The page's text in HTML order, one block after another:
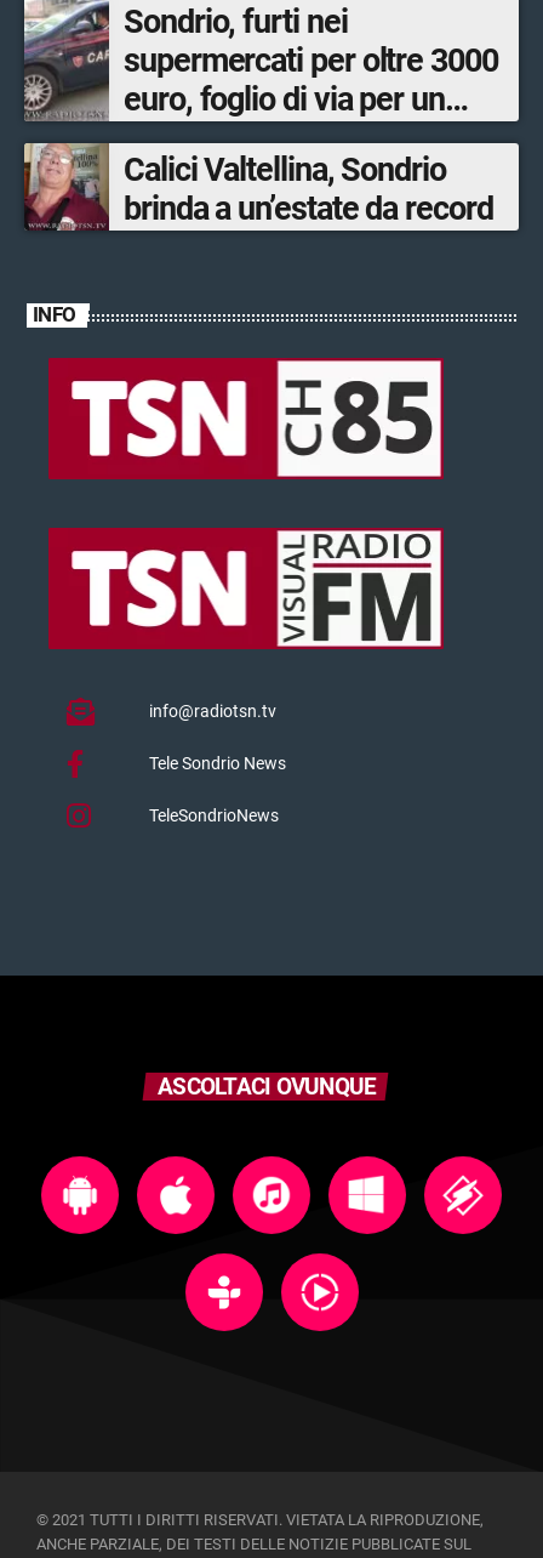
Sondrio, furti nei
supermercati per oltre 3000
euro, foglio di via per un
ventinovenne
Calici Valtellina, Sondrio
brinda a un’estate da record
INFO
info@radiotsn.tv
Tele Sondrio News
TeleSondrioNews
ASCOLTACI OVUNQUE
© 2021 TUTTI I DIRITTI RISERVATI. VIETATA LA RIPRODUZIONE,
ANCHE PARZIALE, DEI TESTI DELLE NOTIZIE PUBBLICATE SUL